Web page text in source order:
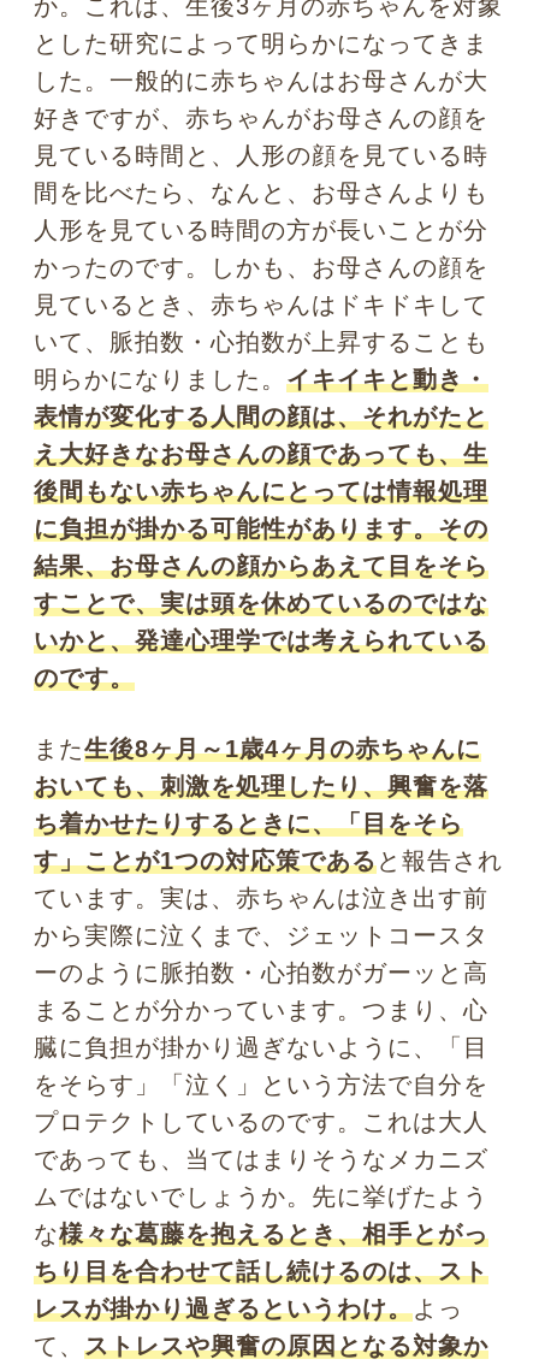
レスが掛かり過ぎるというわけ。 よっ
て、 ストレスや興奮の原因となる対象か
する役割を果たしているのです。そして
それは、単に「相手が嫌いだから目を合
わせない」といったネガティブな要因と
いうよりはむしろ、 「なんとか自分のメ
ンタルをコントロールしながら、相手と
会話を続けたい」というポジティブな要
因が多分に含まれています。
理解すれば、目をそらしてしまう癖に悩
む人も、視線を避けられることに不快感
を覚える人も、「これは自然な反応なの
だ」と受け止められるのではないでしょ
うか。人は視線を合わせたり、視線を外
したり、両方を上手く使い分けることで
情動をコントロールして、コミュニケー
ションを取り続けているのです。
ですから、「目を合わせて話をするべ
き」というがんじがらめの考えからは脱
却しましょう。いろいろな視線の使い方
で、人はメンタルコントロールをしてい
ると理解することで、会話をすることが
もっと楽になり、子どもでも大人でも、
自由に、そして豊かにディスカッション
Photo by pixta
さて、次回は「注射のときは目を閉じた方が良
い？ 視覚と痛みにまつわる心理学」についてお教
えします。お楽しみに！
く？ 自然にまつわる心理学
注射のときは目を閉じた方が良
い？ 視覚と痛みにまつわる心理
学
瞳にまつわる心理学トップに戻る